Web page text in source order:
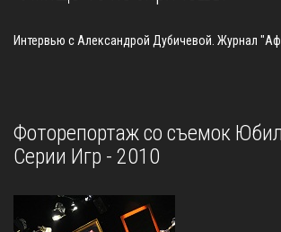
Интервью с Александрой Дубичевой. Журнал
Фоторепортаж со съемок
Серии Игр - 2010